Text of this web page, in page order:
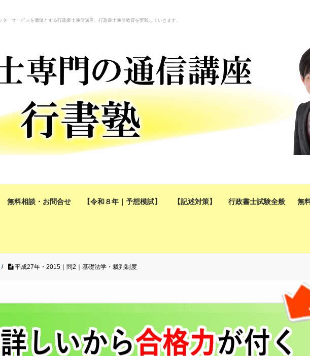
ーサービスを価値とする行政書士通信講座、行政書士通信教育を実践していきます。
無料相談・お問合せ 【令和８年｜予想模試】 【記述対策】 行政書士試験全般 無
/ 平成27年・2015｜問2｜基礎法学・裁判制度